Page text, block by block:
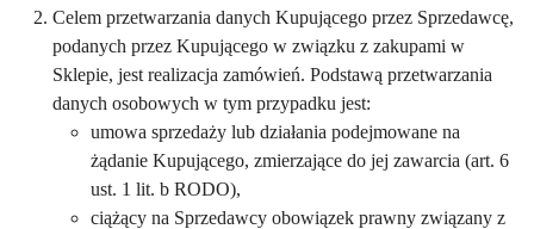
Celem przetwarzania danych Kupującego przez Sprzedawcę,
podanych przez Kupującego w związku z zakupami w
Sklepie, jest realizacja zamówień. Podstawą przetwarzania
danych osobowych w tym przypadku jest:
umowa sprzedaży lub działania podejmowane na
żądanie Kupującego, zmierzające do jej zawarcia (art. 6
ust. 1 lit. b RODO),
ciążący na Sprzedawcy obowiązek prawny związany z